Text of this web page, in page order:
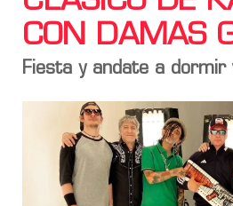
CON DAMAS
Fiesta y andate a dormir